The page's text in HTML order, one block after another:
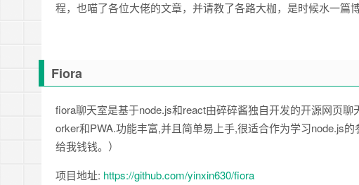
程，也喵了各位大佬的文章，并请教了各路大枷，是时候水一篇
Fiora
fiora聊天室是基于node.js和react由碎碎酱独自开发的开源网页
orker和PWA.功能丰富,并且简单易上手,很适合作为学习node.js
给我钱钱。）
项目地址: https://github.com/yinxin630/fiora